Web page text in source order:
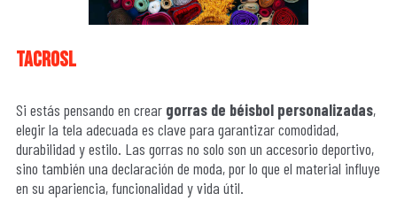
tacrosl
Si estás pensando en creargorras de béisbol personalizadas,
elegir la tela adecuada es clave para garantizar comodidad,
durabilidad y estilo. Las gorras no solo son un accesorio deportivo,
sino también una declaración de moda, por lo que el material influye
en su apariencia, funcionalidad y vida útil.